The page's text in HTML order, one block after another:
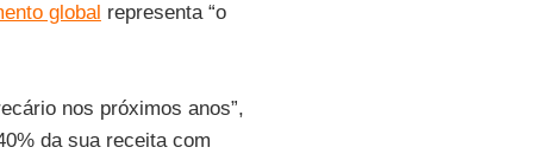
global representa “o
nos próximos anos”,
da sua receita com